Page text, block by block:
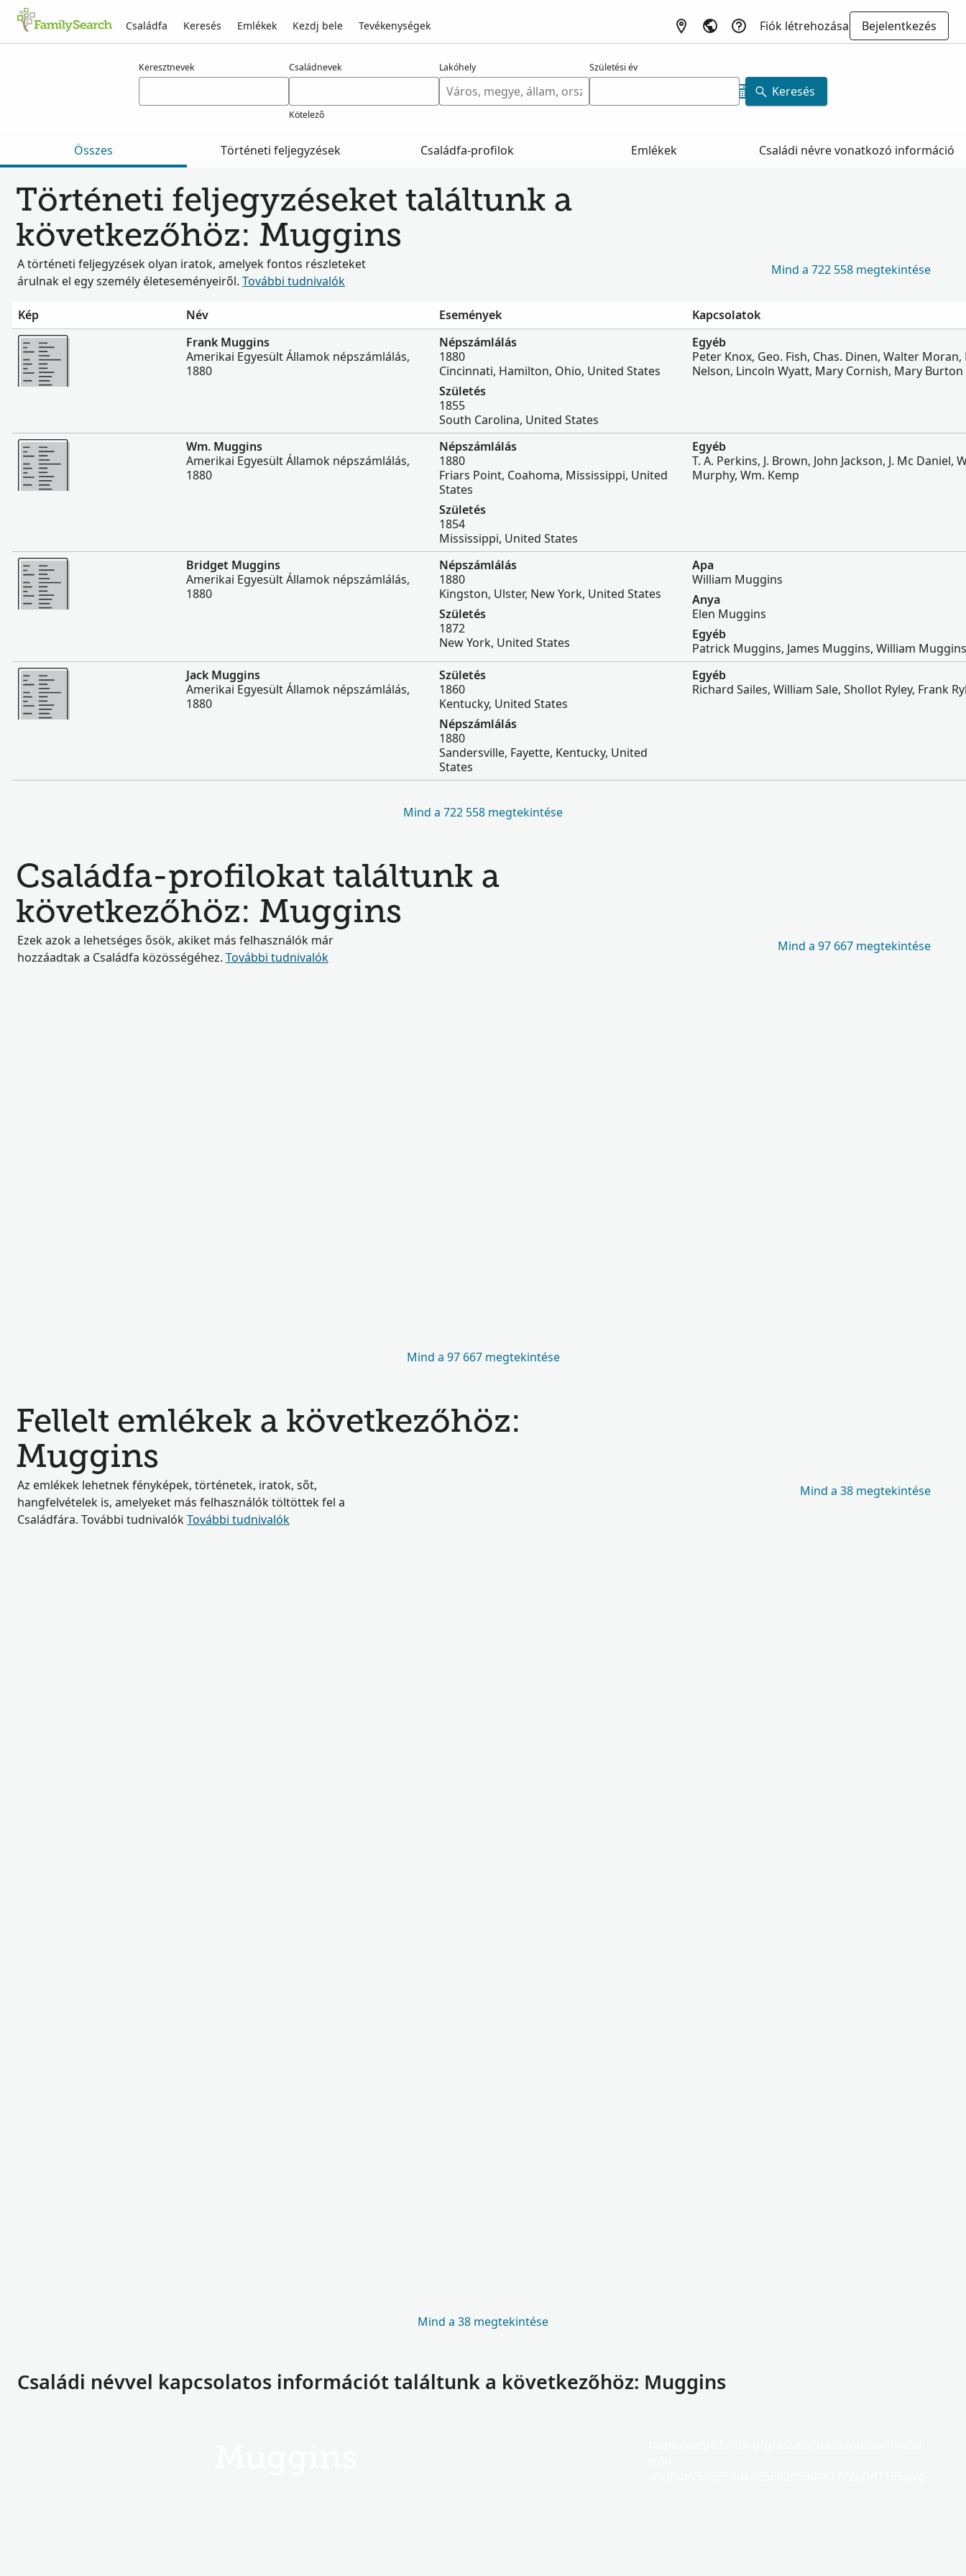
Családfa Keresés Emlékek Kezdj bele Tevékenységek Fiók létrehozása
Bejelentkezés
Keresztnevek Családnevek
Kötelező
Lakóhely Születési év
Keresés
Összes Történeti feljegyzések Családfa-profilok Emlékek Családi névre vonatkozó információ
Történeti feljegyzéseket találtunk a
következőhöz: Muggins
A történeti feljegyzések olyan iratok, amelyek fontos részleteket
árulnak el egy személy életeseményeiről. További tudnivalók
Mind a 722 558 megtekintése
Kép Név Események
Kapcsolatok
Több
Frank Muggins
Amerikai Egyesült Államok népszámlálás,
1880
Népszámlálás
1880
Cincinnati, Hamilton, Ohio, United States
Születés
1855
South Carolina, United States
Egyéb
Peter Knox, Geo. Fish, Chas. Dinen, Walter Moran,
Nelson, Lincoln Wyatt, Mary Cornish, Mary Burton
Több
Wm. Muggins
Amerikai Egyesült Államok népszámlálás,
1880
Népszámlálás
1880
Friars Point, Coahoma, Mississippi, United
States
Születés
1854
Mississippi, United States
Egyéb
T. A. Perkins, J. Brown, John Jackson, J. Mc Daniel,
Murphy, Wm. Kemp
Több
Bridget Muggins
Amerikai Egyesült Államok népszámlálás,
1880
Népszámlálás
1880
Kingston, Ulster, New York, United States
Születés
1872
New York, United States
Apa
William Muggins
Anya
Elen Muggins
Egyéb
Patrick Muggins, James Muggins, William Muggins
Több
Jack Muggins
Amerikai Egyesült Államok népszámlálás,
1880
Születés
1860
Kentucky, United States
Népszámlálás
1880
Sandersville, Fayette, Kentucky, United
States
Egyéb
Richard Sailes, William Sale, Shollot Ryley, Frank
Mind a 722 558 megtekintése
Családfa-profilokat találtunk a
következőhöz: Muggins
Ezek azok a lehetséges ősök, akiket más felhasználók már
hozzáadtak a Családfa közösségéhez. További tudnivalók
Mind a 97 667 megtekintése
Mind a 97 667 megtekintése
Fellelt emlékek a következőhöz:
Muggins
Az emlékek lehetnek fényképek, történetek, iratok, sőt,
hangfelvételek is, amelyeket más felhasználók töltöttek fel a
Családfára. További tudnivalókTovábbi tudnivalók
Mind a 38 megtekintése
Mind a 38 megtekintése
Családi névvel kapcsolatos információt találtunk a következőhöz: Muggins